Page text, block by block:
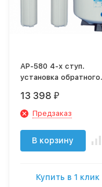
AP-580 4-х ступ.
установка обратного
13 398 ₽
Предзаказ
В корзину
Купить в 1 клик